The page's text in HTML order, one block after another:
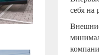
себя на